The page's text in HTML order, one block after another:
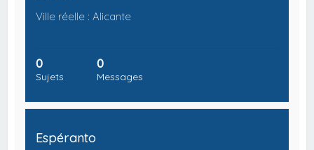
Ville réelle : Alicante
0
Sujets
0
Messages
Espéranto